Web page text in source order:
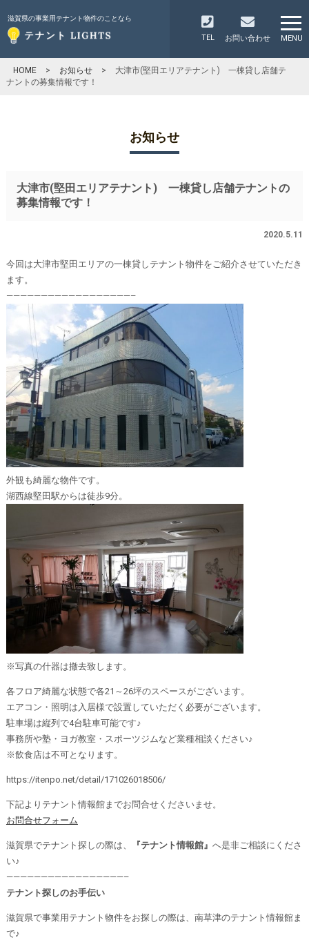
滋賀県の事業用テナント物件のことなら
TEL お問い合わせ MENU
HOME > お知らせ >
大津市(堅田エリアテナント) 一棟貸し店舗テ
ナントの募集情報です！
お知らせ
大津市(堅田エリアテナント) 一棟貸し店舗テナントの
募集情報です！
2020.5.11
今回は大津市堅田エリアの一棟貸しテナント物件をご紹介させていただき
ます。
——————————————————–
外観も綺麗な物件です。
湖西線堅田駅からは徒歩9分。
※写真の什器は撤去致します。
各フロア綺麗な状態で各21～26坪のスペースがございます。
エアコン・照明は入居様で設置していただく必要がございます。
駐車場は縦列で4台駐車可能です♪
事務所や塾・ヨガ教室・スポーツジムなど業種相談ください♪
※飲食店は不可となります。
https://itenpo.net/detail/171026018506/
下記よりテナント情報館までお問合せくださいませ。
お問合せフォーム
滋賀県でテナント探しの際は、 『テナント情報館』 へ是非ご相談にくださ
い♪
—————————————————–
テナント探しのお手伝い
滋賀県で事業用テナント物件をお探しの際は、南草津のテナント情報館ま
で♪